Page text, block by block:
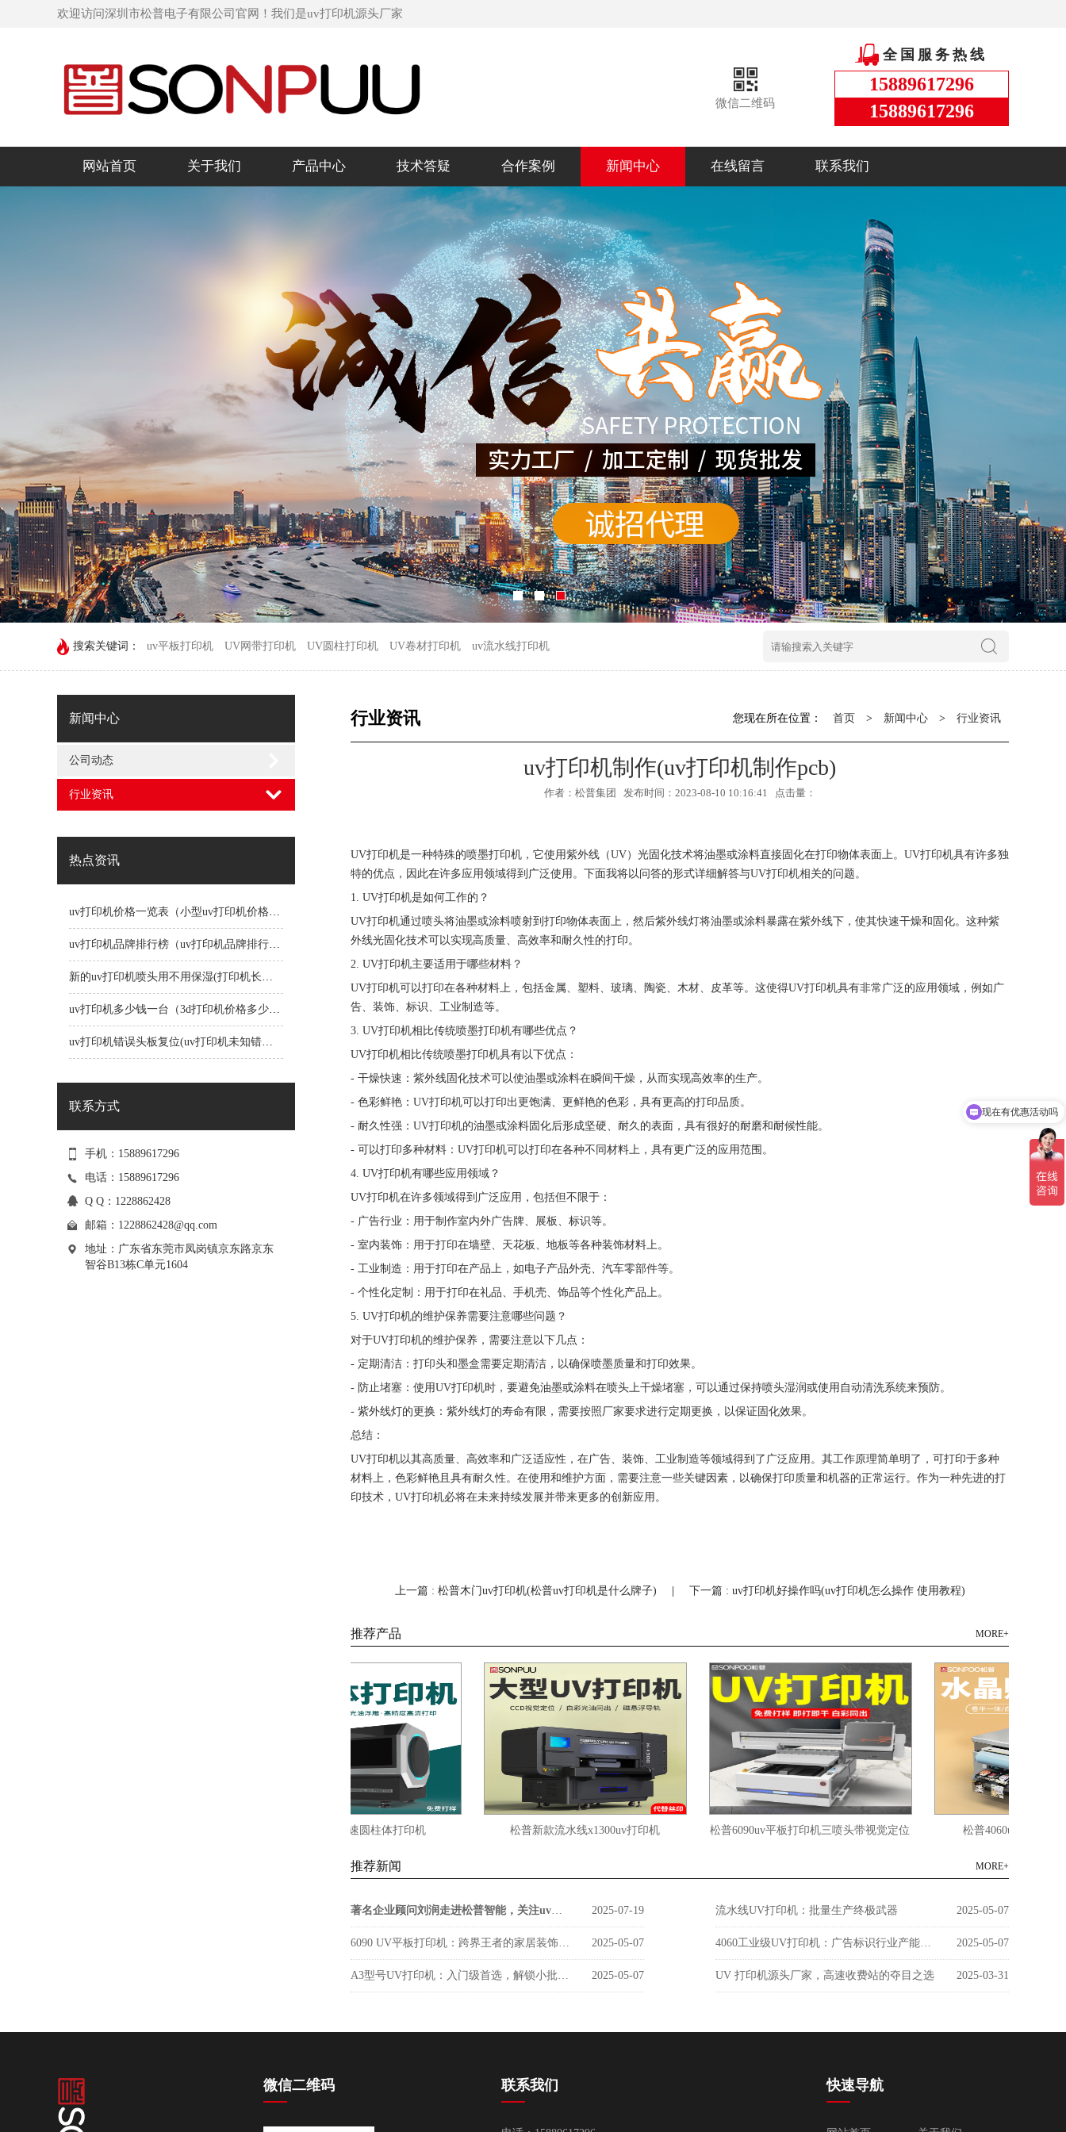
欢迎访问深圳市松普电子有限公司官网！我们是uv打印机源头厂家
微信二维码
全国服务热线
15889617296
15889617296
网站首页 关于我们 产品中心 技术答疑 合作案例 新闻中心 在线留言 联系我们
1 2 3
搜索关键词： uv平板打印机 UV网带打印机 UV圆柱打印机 UV卷材打印机 uv流水线打印机
新闻中心
公司动态
行业资讯
热点资讯
uv打印机价格一览表（小型uv打印机价格一览表）
uv打印机品牌排行榜（uv打印机品牌排行榜前十名）
新的uv打印机喷头用不用保湿(打印机长时间不用喷头会堵吗)
uv打印机多少钱一台（3d打印机价格多少钱一台）
uv打印机错误头板复位(uv打印机未知错误1191)
联系方式
手机：15889617296
电话：15889617296
Q Q：1228862428
邮箱： 1228862428@qq.com
地址：广东省东莞市凤岗镇京东路京东
智谷B13栋C单元1604
行业资讯 您现在所在位置： 首页 > 新闻中心 > 行业资讯
uv打印机制作(uv打印机制作pcb)
作者：松普集团 发布时间：2023-08-10 10:16:41 点击量：
UV打印机是一种特殊的喷墨打印机，它使用紫外线（UV）光固化技术将油墨或涂料直接固化在打印物体表面上。UV打印机具有许多独
特的优点，因此在许多应用领域得到广泛使用。下面我将以问答的形式详细解答与UV打印机相关的问题。
1. UV打印机是如何工作的？
UV打印机通过喷头将油墨或涂料喷射到打印物体表面上，然后紫外线灯将油墨或涂料暴露在紫外线下，使其快速干燥和固化。这种紫
外线光固化技术可以实现高质量、高效率和耐久性的打印。
2. UV打印机主要适用于哪些材料？
UV打印机可以打印在各种材料上，包括金属、塑料、玻璃、陶瓷、木材、皮革等。这使得UV打印机具有非常广泛的应用领域，例如广
告、装饰、标识、工业制造等。
3. UV打印机相比传统喷墨打印机有哪些优点？
UV打印机相比传统喷墨打印机具有以下优点：
- 干燥快速：紫外线固化技术可以使油墨或涂料在瞬间干燥，从而实现高效率的生产。
- 色彩鲜艳：UV打印机可以打印出更饱满、更鲜艳的色彩，具有更高的打印品质。
- 耐久性强：UV打印机的油墨或涂料固化后形成坚硬、耐久的表面，具有很好的耐磨和耐候性能。
- 可以打印多种材料：UV打印机可以打印在各种不同材料上，具有更广泛的应用范围。
4. UV打印机有哪些应用领域？
UV打印机在许多领域得到广泛应用，包括但不限于：
- 广告行业：用于制作室内外广告牌、展板、标识等。
- 室内装饰：用于打印在墙壁、天花板、地板等各种装饰材料上。
- 工业制造：用于打印在产品上，如电子产品外壳、汽车零部件等。
- 个性化定制：用于打印在礼品、手机壳、饰品等个性化产品上。
5. UV打印机的维护保养需要注意哪些问题？
对于UV打印机的维护保养，需要注意以下几点：
- 定期清洁：打印头和墨盒需要定期清洁，以确保喷墨质量和打印效果。
- 防止堵塞：使用UV打印机时，要避免油墨或涂料在喷头上干燥堵塞，可以通过保持喷头湿润或使用自动清洗系统来预防。
- 紫外线灯的更换：紫外线灯的寿命有限，需要按照厂家要求进行定期更换，以保证固化效果。
总结：
UV打印机以其高质量、高效率和广泛适应性，在广告、装饰、工业制造等领域得到了广泛应用。其工作原理简单明了，可打印于多种
材料上，色彩鲜艳且具有耐久性。在使用和维护方面，需要注意一些关键因素，以确保打印质量和机器的正常运行。作为一种先进的打
印技术，UV打印机必将在未来持续发展并带来更多的创新应用。
上一篇 : 松普木门uv打印机(松普uv打印机是什么牌子) 下一篇 : uv打印机好操作吗(uv打印机怎么操作 使用教程)
推荐产品 MORE+
松普新款高速圆柱体打印机 松普新款流水线x1300uv打印机 松普6090uv平板打印机三喷头带视觉定位 松普4060uv平板打印机双
推荐新闻 MORE+
著名企业顾问刘润走进松普智能，关注uv印刷设备如何借京东智谷”上楼进化“ 2025-07-19 流水线UV打印机：批量生产终极武器 2025-05-07
6090 UV平板打印机：跨界王者的家居装饰新势力 2025-05-07 4060工业级UV打印机：广告标识行业产能革命者 2025-05-07
A3型号UV打印机：入门级首选，解锁小批量定制新商机 2025-05-07 UV 打印机源头厂家，高速收费站的夺目之选 2025-03-31
微信二维码 联系我们 快速导航
可以介绍下你们的产品么